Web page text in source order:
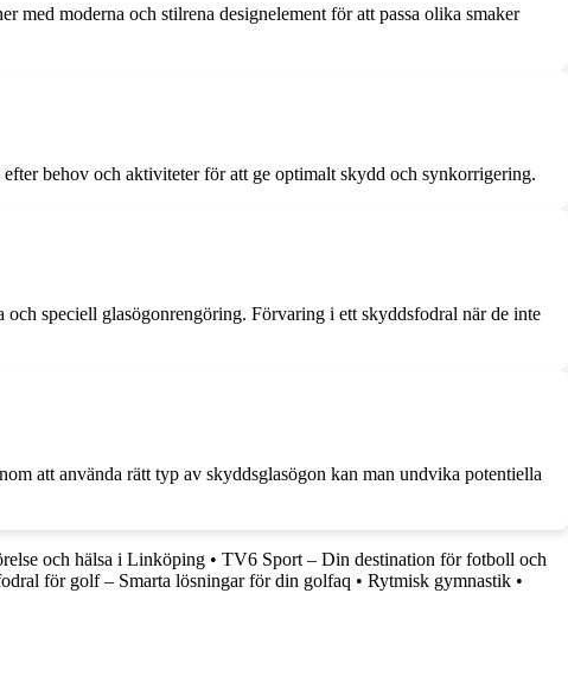
med moderna och stilrena designelement för att passa olika smaker
behov och aktiviteter för att ge optimalt skydd och synkorrigering.
speciell glasögonrengöring. Förvaring i ett skyddsfodral när de inte
att använda rätt typ av skyddsglasögon kan man undvika potentiella
och hälsa i Linköping • TV6 Sport – Din destination för fotboll och
för golf – Smarta lösningar för din golfaq • Rytmisk gymnastik •